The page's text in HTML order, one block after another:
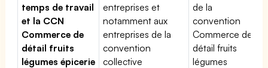
temps de travail
et la CCN
Commerce de
détail fruits
légumes épicerie
entreprises et
notamment aux
entreprises de la
convention
collective
de la
convention
Commerce de
détail fruits
légumes